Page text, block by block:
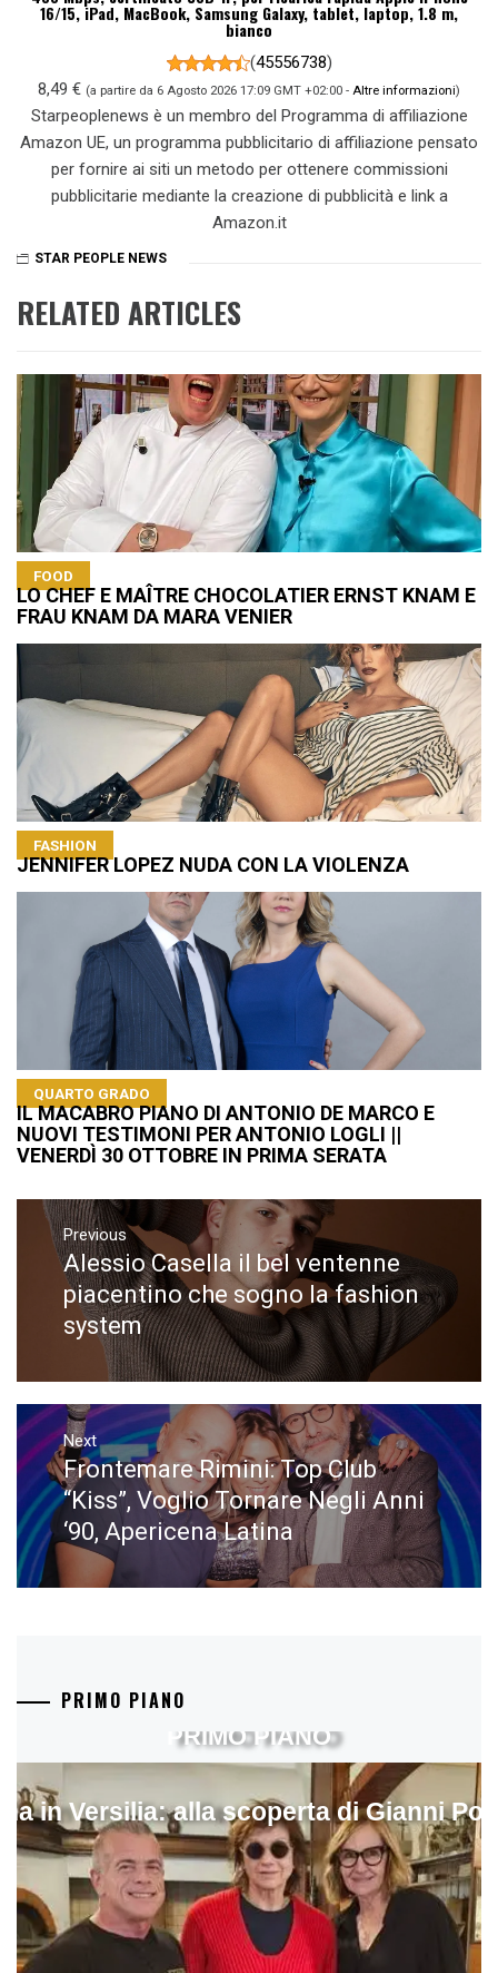
16/15, iPad, MacBook, Samsung Galaxy, tablet, laptop, 1.8 m,
bianco
(45556738)
8,49 € (a partire da 6 Agosto 2026 17:09 GMT +02:00 - Altre informazioni)
Starpeoplenews è un membro del Programma di affiliazione
Amazon UE, un programma pubblicitario di affiliazione pensato
per fornire ai siti un metodo per ottenere commissioni
pubblicitarie mediante la creazione di pubblicità e link a
Amazon.it
STAR PEOPLE NEWS
RELATED ARTICLES
FOOD
LO CHEF E MAÎTRE CHOCOLATIER ERNST KNAM E
FRAU KNAM DA MARA VENIER
FASHION
JENNIFER LOPEZ NUDA CON LA VIOLENZA
QUARTO GRADO
IL MACABRO PIANO DI ANTONIO DE MARCO E
NUOVI TESTIMONI PER ANTONIO LOGLI ||
VENERDÌ 30 OTTOBRE IN PRIMA SERATA
Navigazione
articoli
Previous
Previous
post:
Alessio Casella il bel ventenne
piacentino che sogno la fashion
system
Next
Next
post:
Frontemare Rimini: Top Club
“Kiss”, Voglio Tornare Negli Anni
‘90, Apericena Latina
PRIMO PIANO
in Versilia: alla scoperta di Gianni
PRIMO PIANO